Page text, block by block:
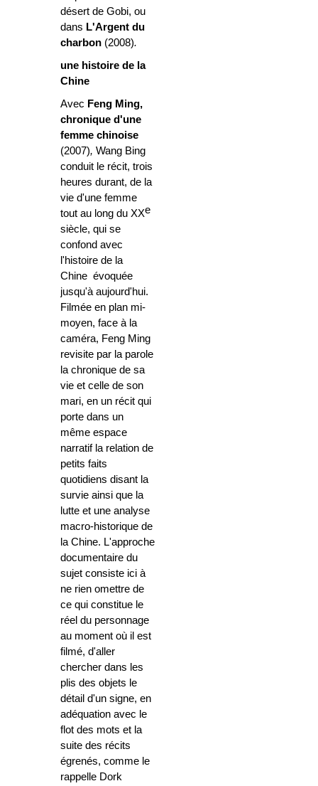
désert de Gobi, ou
dans L'Argent du
charbon (2008).
une histoire de la
Chine
Avec Feng Ming,
chronique d'une
femme chinoise
(2007), Wang Bing
conduit le récit, trois
heures durant, de la
vie d'une femme
tout au long du XXe
siècle, qui se
confond avec
l'histoire de la
Chine évoquée
jusqu'à aujourd'hui.
Filmée en plan mi-
moyen, face à la
caméra, Feng Ming
revisite par la parole
la chronique de sa
vie et celle de son
mari, en un récit qui
porte dans un
même espace
narratif la relation de
petits faits
quotidiens disant la
survie ainsi que la
lutte et une analyse
macro-historique de
la Chine. L'approche
documentaire du
sujet consiste ici à
ne rien omettre de
ce qui constitue le
réel du personnage
au moment où il est
filmé, d'aller
chercher dans les
plis des objets le
détail d'un signe, en
adéquation avec le
flot des mots et la
suite des récits
égrenés, comme le
rappelle Dork